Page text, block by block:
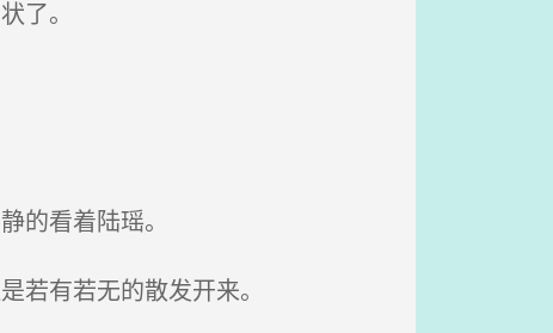
了。
的看着陆瑶。
有若无的散发开来。